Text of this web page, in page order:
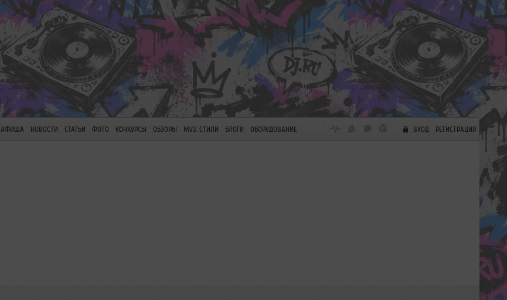
АФИША НОВОСТИ СТАТЬИ ФОТО КОНКУРСЫ ОБЗОРЫ МУЗ. СТИЛИ БЛОГИ ОБОРУДОВАНИЕ ВХОД РЕГИСТРАЦИЯ